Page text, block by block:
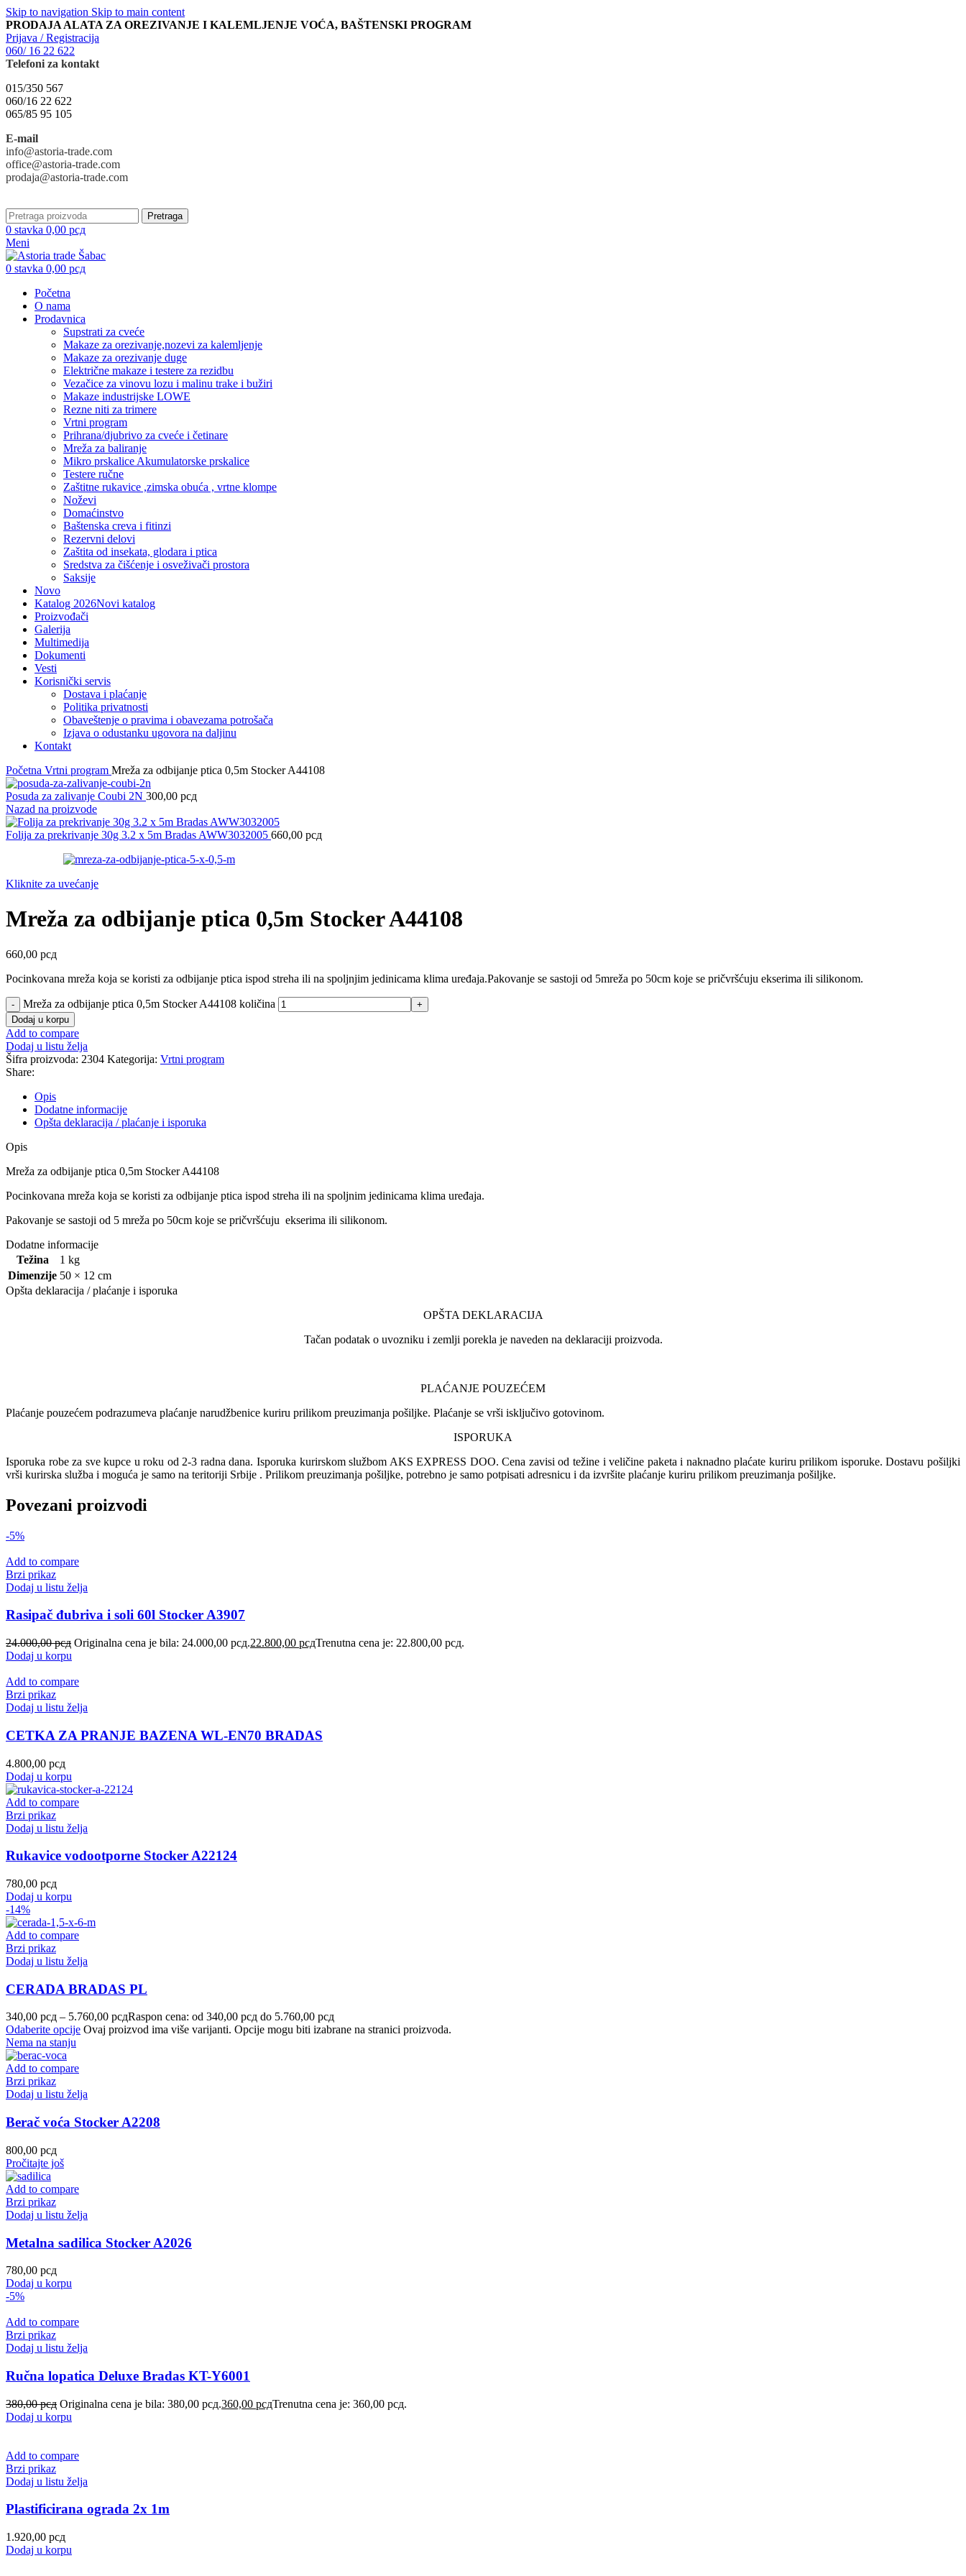
Skip to navigation Skip to main content
PRODAJA ALATA ZA OREZIVANJE I KALEMLJENJE VOĆA, BAŠTENSKI PROGRAM
Prijava / Registracija
060/ 16 22 622
Telefoni za kontakt
015/350 567
060/16 22 622
065/85 95 105
E-mail
info@astoria-trade.com
office@astoria-trade.com
prodaja@astoria-trade.com
Pretraga
0 stavka 0,00 рсд
Meni
0 stavka 0,00 рсд
Početna
O nama
Prodavnica
Supstrati za cveće
Makaze za orezivanje,nozevi za kalemljenje
Makaze za orezivanje duge
Električne makaze i testere za rezidbu
Vezačice za vinovu lozu i malinu trake i bužiri
Makaze industrijske LOWE
Rezne niti za trimere
Vrtni program
Prihrana/djubrivo za cveće i četinare
Mreža za baliranje
Mikro prskalice Akumulatorske prskalice
Testere ručne
Zaštitne rukavice ,zimska obuća , vrtne klompe
Noževi
Domaćinstvo
Baštenska creva i fitinzi
Rezervni delovi
Zaštita od insekata, glodara i ptica
Sredstva za čišćenje i osveživači prostora
Saksije
Novo
Katalog 2026Novi katalog
Proizvođači
Galerija
Multimedija
Dokumenti
Vesti
Korisnički servis
Dostava i plaćanje
Politika privatnosti
Obaveštenje o pravima i obavezama potrošača
Izjava o odustanku ugovora na daljinu
Kontakt
Početna Vrtni program Mreža za odbijanje ptica 0,5m Stocker A44108
Posuda za zalivanje Coubi 2N 300,00 рсд
Nazad na proizvode
Folija za prekrivanje 30g 3.2 x 5m Bradas AWW3032005 660,00 рсд
Kliknite za uvećanje
Mreža za odbijanje ptica 0,5m Stocker A44108
660,00 рсд
Pocinkovana mreža koja se koristi za odbijanje ptica ispod streha ili na spoljnjim jedinicama klima uređaja.Pakovanje se sastoji od 5mreža po 50cm koje se pričvršćuju ekserima ili silikonom.
Mreža za odbijanje ptica 0,5m Stocker A44108 količina
Dodaj u korpu
Add to compare
Dodaj u listu želja
Šifra proizvoda: 2304 Kategorija: Vrtni program
Share:
Opis
Dodatne informacije
Opšta deklaracija / plaćanje i isporuka
Opis
Mreža za odbijanje ptica 0,5m Stocker A44108
Pocinkovana mreža koja se koristi za odbijanje ptica ispod streha ili na spoljnim jedinicama klima uređaja.
Pakovanje se sastoji od 5 mreža po 50cm koje se pričvršćuju ekserima ili silikonom.
Dodatne informacije
Težina
1 kg
Dimenzije 50 × 12 cm
Opšta deklaracija / plaćanje i isporuka
OPŠTA DEKLARACIJA
Tačan podatak o uvozniku i zemlji porekla je naveden na deklaraciji proizvoda.
PLAĆANJE POUZEĆEM
Plaćanje pouzećem podrazumeva plaćanje narudžbenice kuriru prilikom preuzimanja pošiljke. Plaćanje se vrši isključivo gotovinom.
ISPORUKA
Isporuka robe za sve kupce u roku od 2-3 radna dana. Isporuka kurirskom službom AKS EXPRESS DOO. Cena zavisi od težine i veličine paketa i naknadno plaćate kuriru prilikom isporuke. Dostavu pošiljki
vrši kurirska služba i moguća je samo na teritoriji Srbije . Prilikom preuzimanja pošiljke, potrebno je samo potpisati adresnicu i da izvršite plaćanje kuriru prilikom preuzimanja pošiljke.
Povezani proizvodi
-5%
Add to compare
Brzi prikaz
Dodaj u listu želja
Rasipač đubriva i soli 60l Stocker A3907
24.000,00рсд Originalna cena je bila: 24.000,00 рсд.22.800,00 рсдTrenutna cena je: 22.800,00 рсд.
Dodaj u korpu
Add to compare
Brzi prikaz
Dodaj u listu želja
CETKA ZA PRANJE BAZENA WL-EN70 BRADAS
4.800,00 рсд
Dodaj u korpu
Add to compare
Brzi prikaz
Dodaj u listu želja
Rukavice vodootporne Stocker A22124
780,00 рсд
Dodaj u korpu
-14%
Add to compare
Brzi prikaz
Dodaj u listu želja
CERADA BRADAS PL
340,00 рсд – 5.760,00 рсдRaspon cena: od 340,00 рсд do 5.760,00 рсд
Odaberite opcije Ovaj proizvod ima više varijanti. Opcije mogu biti izabrane na stranici proizvoda.
Nema na stanju
Add to compare
Brzi prikaz
Dodaj u listu želja
Berač voća Stocker A2208
800,00 рсд
Pročitajte još
Add to compare
Brzi prikaz
Dodaj u listu želja
Metalna sadilica Stocker A2026
780,00 рсд
Dodaj u korpu
-5%
Add to compare
Brzi prikaz
Dodaj u listu želja
Ručna lopatica Deluxe Bradas KT-Y6001
380,00рсд Originalna cena je bila: 380,00 рсд.360,00 рсдTrenutna cena je: 360,00 рсд.
Dodaj u korpu
Add to compare
Brzi prikaz
Dodaj u listu želja
Plastificirana ograda 2x 1m
1.920,00 рсд
Dodaj u korpu